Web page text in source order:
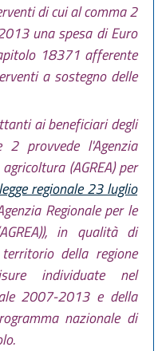
di cui al comma 2
una spesa di Euro
18371 afferente
a sostegno delle
ai beneficiari degli
provvede l'Agenzia
(AGREA) per
legge regionale 23 luglio
Regionale per le
in qualità di
della regione
individuate nel
2007-2013 e della
nazionale di